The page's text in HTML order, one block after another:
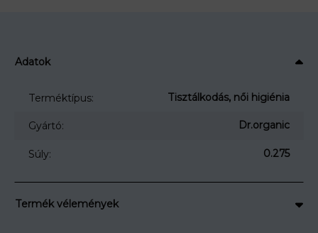
Adatok
Terméktípus: Tisztálkodás, női higiénia
Gyártó: Dr.organic
Súly: 0.275
Termék vélemények